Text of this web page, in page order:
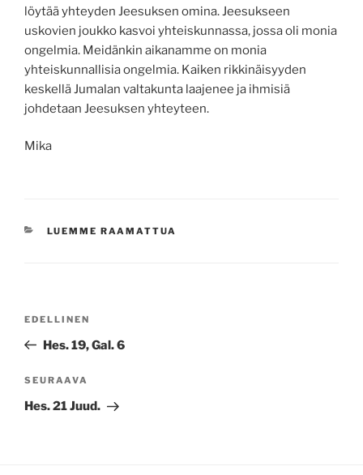
löytää yhteyden Jeesuksen omina. Jeesukseen
uskovien joukko kasvoi yhteiskunnassa, jossa oli monia
ongelmia. Meidänkin aikanamme on monia
yhteiskunnallisia ongelmia. Kaiken rikkinäisyyden
keskellä Jumalan valtakunta laajenee ja ihmisiä
johdetaan Jeesuksen yhteyteen.
Mika
KATEGORIAT
LUEMME RAAMATTUA
Edellinen
artikkeli
EDELLINEN
Hes. 19, Gal. 6
Seuraava
artikkeli
SEURAAVA
Hes. 21 Juud.